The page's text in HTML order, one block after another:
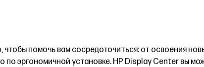
помочь вам сосредоточиться: от освоения
по эргономичной установке. HP Display Center вы